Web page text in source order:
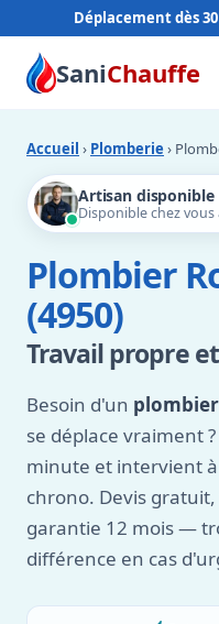
Déplacement dès 30
SaniChauffe
Accueil › Plomberie ›
Artisan disponible
Disponible chez vous
Plombier
(4950)
Travail propre
Besoin d'un
se déplace vraiment
minute et intervient
chrono. Devis
garantie 12 mois —
différence en cas